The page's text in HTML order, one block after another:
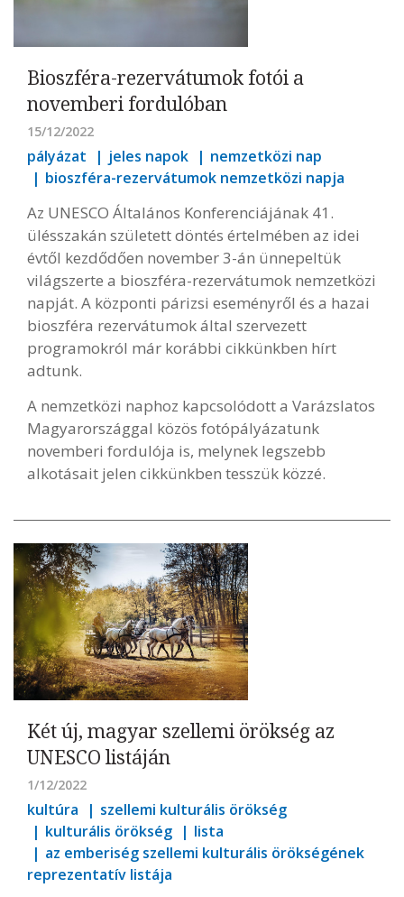
Bioszféra-rezervátumok fotói a
novemberi fordulóban
15/12/2022
pályázat jeles napok
nemzetközi nap
bioszféra-rezervátumok nemzetközi napja
Az UNESCO Általános Konferenciájának 41.
ülésszakán született döntés értelmében az idei
évtől kezdődően november 3-án ünnepeltük
világszerte a bioszféra-rezervátumok nemzetközi
napját. A központi párizsi eseményről és a hazai
bioszféra rezervátumok által szervezett
programokról már korábbi cikkünkben hírt
adtunk.
A nemzetközi naphoz kapcsolódott a Varázslatos
Magyarországgal közös fotópályázatunk
novemberi fordulója is, melynek legszebb
alkotásait jelen cikkünkben tesszük közzé.
Két új, magyar szellemi örökség az
UNESCO listáján
1/12/2022
kultúra
szellemi kulturális örökség
kulturális örökség
lista
az emberiség szellemi kulturális örökségének
reprezentatív listája